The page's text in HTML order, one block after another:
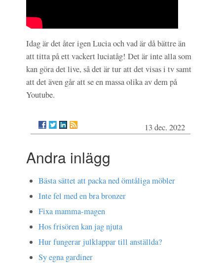
Idag är det åter igen Lucia och vad är då bättre än
att titta på ett vackert luciatåg! Det är inte alla som
kan göra det live, så det är tur att det visas i tv samt
att det även går att se en massa olika av dem på
Youtube.
13 dec. 2022
Andra inlägg
Bästa sättet att packa ned ömtåliga möbler
Inte fel med en bra bronzer
Fixa mamma-magen
Hos frisören kan jag njuta
Hur fungerar julklappar till anställda?
Sy egna gardiner